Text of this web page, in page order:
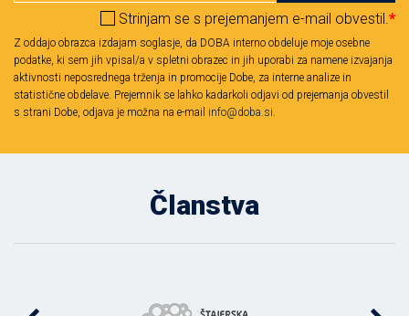
Strinjam se s prejemanjem e-mail obvestil.*
Z oddajo obrazca izdajam soglasje, da DOBA interno obdeluje moje osebne
podatke, ki sem jih vpisal/a v spletni obrazec in jih uporabi za namene izvajanja
aktivnosti neposrednega trženja in promocije Dobe, za interne analize in
statistične obdelave. Prejemnik se lahko kadarkoli odjavi od prejemanja obvestil
s strani Dobe, odjava je možna na e-mail info@doba.si.
Članstva